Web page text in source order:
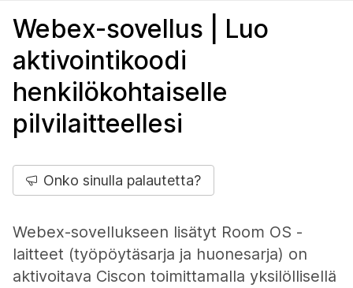
Webex-sovellus | Luo
aktivointikoodi
henkilökohtaiselle
pilvilaitteellesi
Onko sinulla palautetta?
Webex-sovellukseen lisätyt Room OS -
laitteet (työpöytäsarja ja huonesarja) on
aktivoitava Ciscon toimittamalla yksilöllisellä